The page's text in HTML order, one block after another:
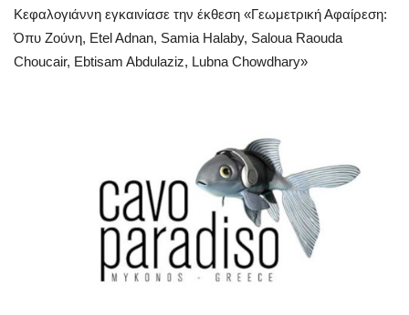
Sport
Sustainability
Κεφαλογιάννη εγκαινίασε την έκθεση «Γεωμετρική Αφαίρεση:
Όπυ Ζούνη, Etel Adnan, Samia Halaby, Saloua Raouda
Choucair, Ebtisam Abdulaziz, Lubna Chowdhary»